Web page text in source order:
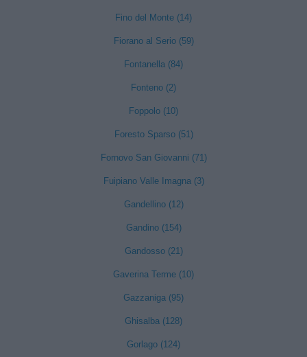
Fino del Monte (14)
Fiorano al Serio (59)
Fontanella (84)
Fonteno (2)
Foppolo (10)
Foresto Sparso (51)
Fornovo San Giovanni (71)
Fuipiano Valle Imagna (3)
Gandellino (12)
Gandino (154)
Gandosso (21)
Gaverina Terme (10)
Gazzaniga (95)
Ghisalba (128)
Gorlago (124)